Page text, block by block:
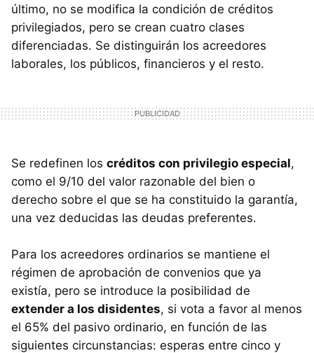
último, no se modifica la condición de créditos
privilegiados, pero se crean cuatro clases
diferenciadas. Se distinguirán los acreedores
laborales, los públicos, financieros y el resto.
Se redefinen los créditos con privilegio especial,
como el 9/10 del valor razonable del bien o
derecho sobre el que se ha constituido la garantía,
una vez deducidas las deudas preferentes.
Para los acreedores ordinarios se mantiene el
régimen de aprobación de convenios que ya
existía, pero se introduce la posibilidad de
extender a los disidentes, si vota a favor al menos
el 65% del pasivo ordinario, en función de las
siguientes circunstancias: esperas entre cinco y